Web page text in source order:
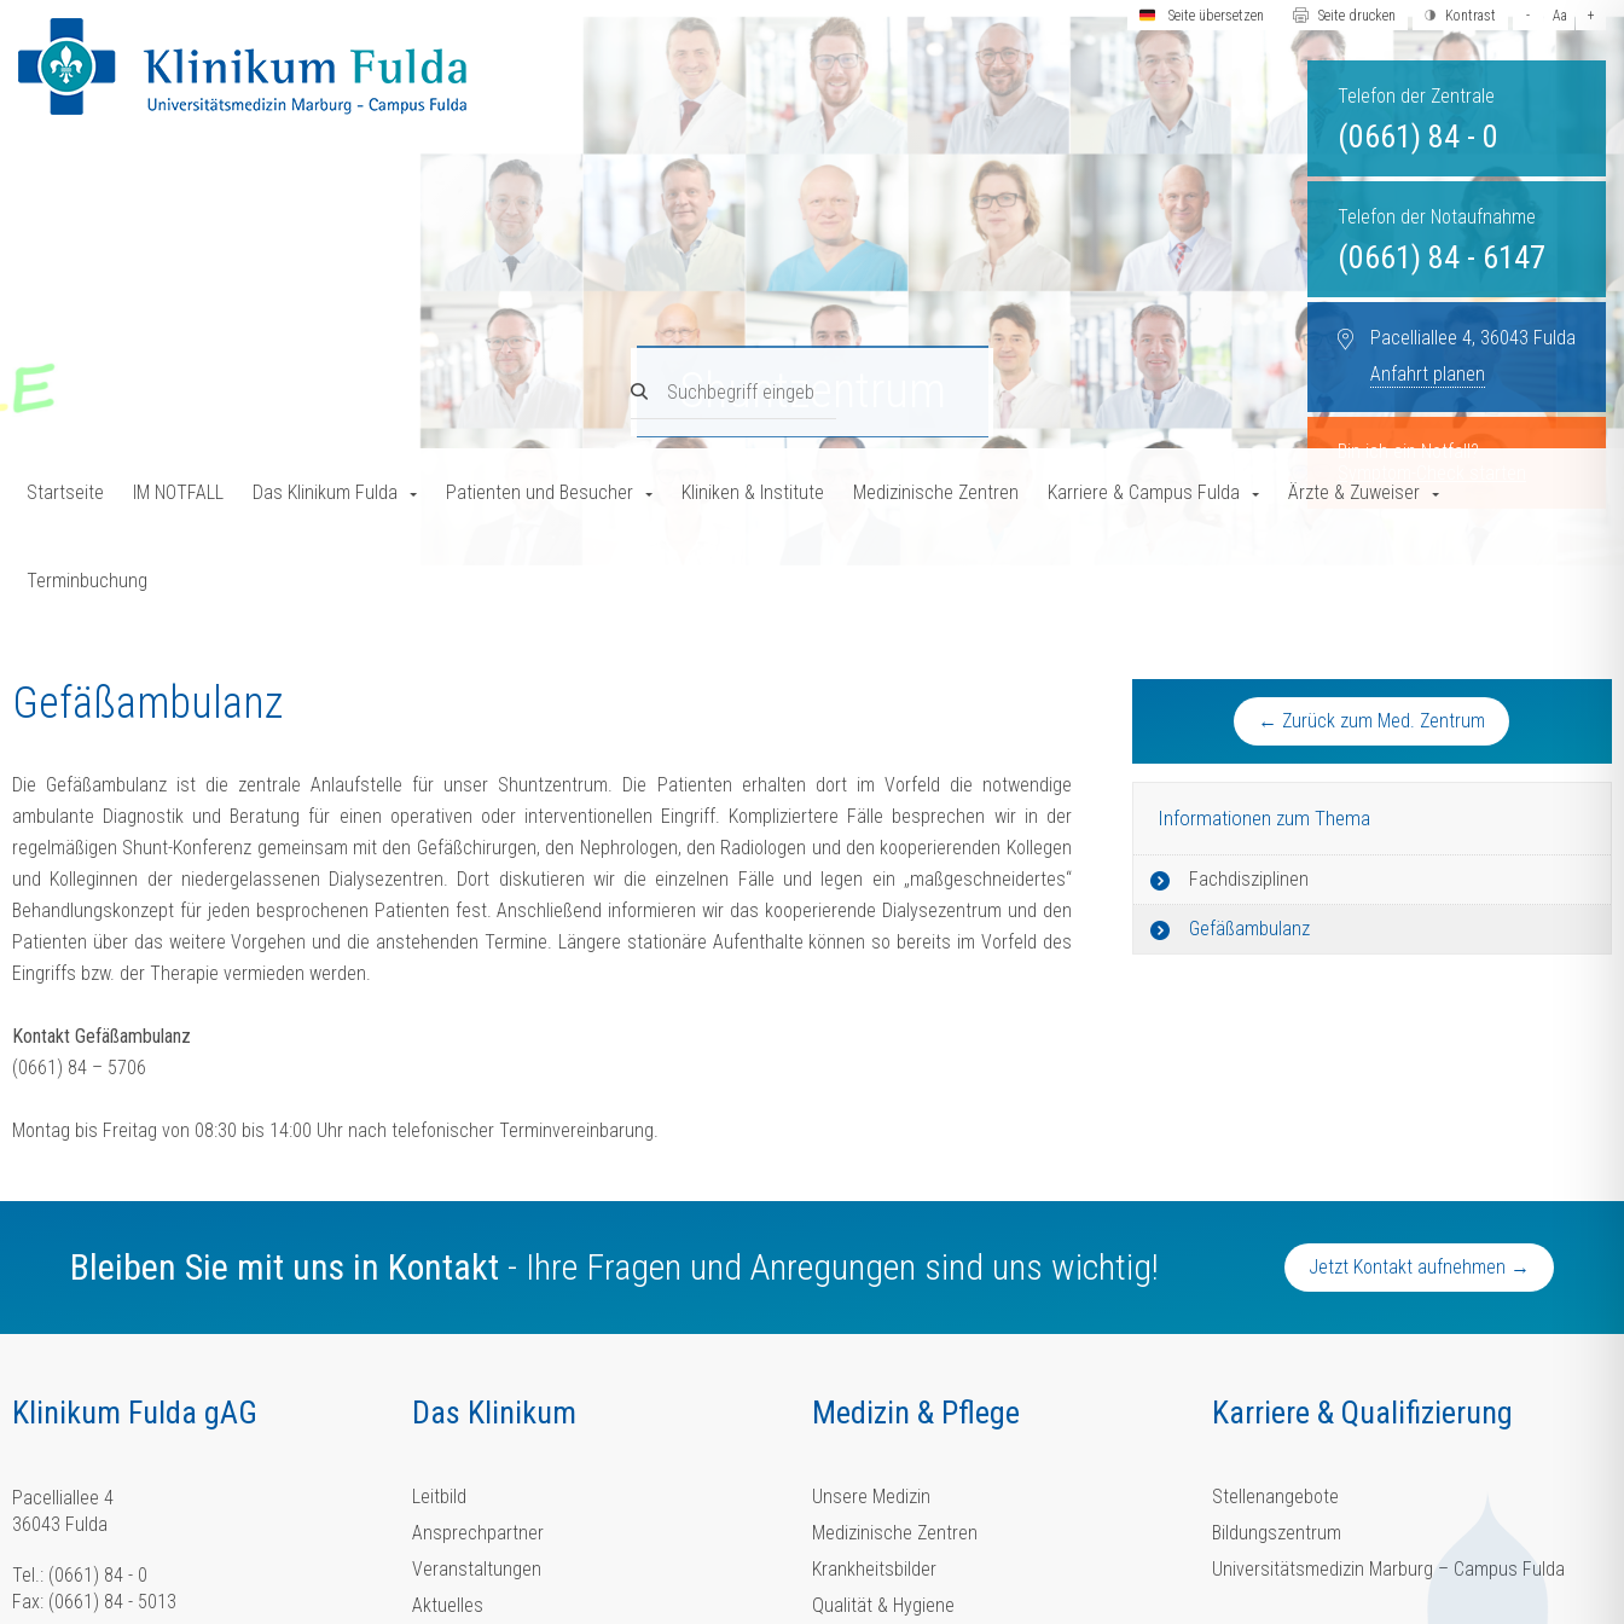
Seite übersetzen Seite drucken Kontrast - Aa +
Telefon der Zentrale
(0661) 84 - 0
Telefon der Notaufnahme
(0661) 84 - 6147
Pacelliallee 4, 36043 Fulda
Anfahrt planen
Bin ich ein Notfall?
Startseite
IM NOTFALL Das Klinikum Fulda Patienten und Besucher Kliniken & Institute Medizinische Zentren Karriere & Campus Fulda Ärzte & Zuweiser
Terminbuchung
Shuntzentrum
← Zurück zum Med. Zentrum
Informationen zum Thema
Fachdisziplinen
Gefäßambulanz
Gefäßambulanz
Die Gefäßambulanz ist die zentrale Anlaufstelle für unser Shuntzentrum. Die Patienten erhalten dort im Vorfeld die notwendige
ambulante Diagnostik und Beratung für einen operativen oder interventionellen Eingriff. Kompliziertere Fälle besprechen wir in der
regelmäßigen Shunt-Konferenz gemeinsam mit den Gefäßchirurgen, den Nephrologen, den Radiologen und den kooperierenden Kollegen
und Kolleginnen der niedergelassenen Dialysezentren. Dort diskutieren wir die einzelnen Fälle und legen ein „maßgeschneidertes“
Behandlungskonzept für jeden besprochenen Patienten fest. Anschließend informieren wir das kooperierende Dialysezentrum und den
Patienten über das weitere Vorgehen und die anstehenden Termine. Längere stationäre Aufenthalte können so bereits im Vorfeld des
Eingriffs bzw. der Therapie vermieden werden.
Kontakt Gefäßambulanz
(0661) 84 – 5706
Montag bis Freitag von 08:30 bis 14:00 Uhr nach telefonischer Terminvereinbarung.
Bleiben Sie mit uns in Kontakt - Ihre Fragen und Anregungen sind uns wichtig! Jetzt Kontakt aufnehmen →
Klinikum Fulda gAG
Pacelliallee 4
36043 Fulda
Tel.: (0661) 84 - 0
Fax: (0661) 84 - 5013
Das Klinikum
Leitbild
Ansprechpartner
Veranstaltungen
Aktuelles
Medizin & Pflege
Unsere Medizin
Medizinische Zentren
Krankheitsbilder
Qualität & Hygiene
Karriere & Qualifizierung
Stellenangebote
Bildungszentrum
Universitätsmedizin Marburg – Campus Fulda